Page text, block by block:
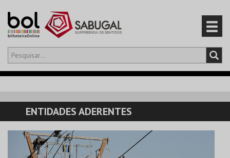
Olá,iniciar sessão
CARRINHO
EVENTOS
CARTÕES
ENTIDADES ADERENTES